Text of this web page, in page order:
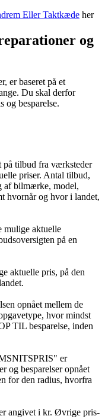
Eller Taktkæde her
og
er baseret på et
Du skal derfor
og besparelse.
på tilbud fra værksteder
priser. Antal tilbud,
af bilmærke, model,
hvornår og hvor i landet,
mulige aktuelle
på en
aktuelle pris, på den
opnået mellem de
hvor mindst
TIL besparelse, inden
er
og besparelser opnået
for den radius, hvorfra
angivet i kr. Øvrige pris-